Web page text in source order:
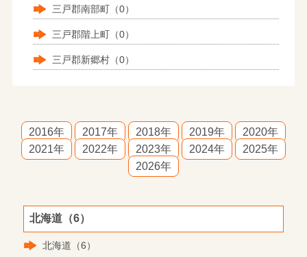
三戸郡南部町（0）
三戸郡階上町（0）
三戸郡新郷村（0）
2016年 2017年 2018年 2019年
2020年
2021年
2022年 2023年 2024年
2025年
2026年
北海道（6）
北海道（6）